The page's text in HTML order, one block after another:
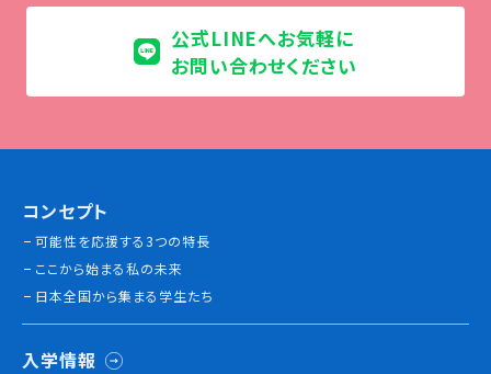
学科紹介
製菓学科
Wライセンスコース
（調理&製菓）
資格・就職
資格について
公式LINEへお気軽に
お問い合わせください
コンセプト
可能性を応援する3つの特長
ここから始まる私の未来
日本全国から集まる学生たち
入学情報